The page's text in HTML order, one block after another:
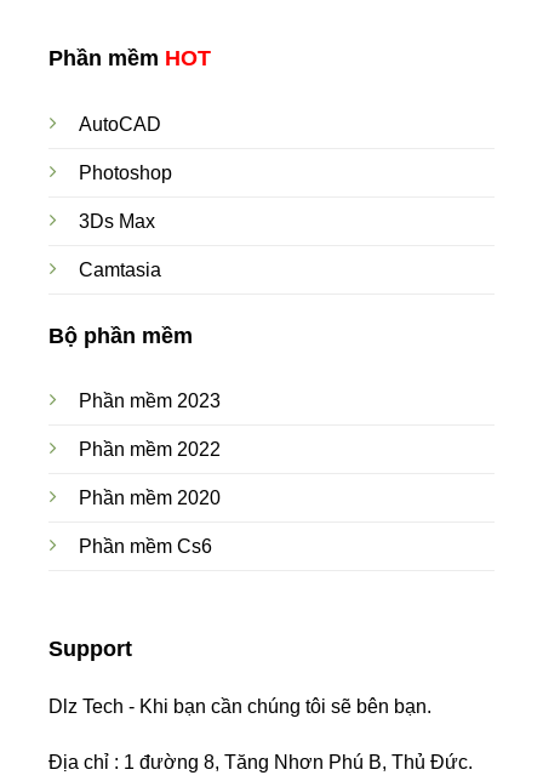
Phần mềm HOT
AutoCAD
Photoshop
3Ds Max
Camtasia
Bộ phần mềm
Phần mềm 2023
Phần mềm 2022
Phần mềm 2020
Phần mềm Cs6
Support
Dlz Tech - Khi bạn cần chúng tôi sẽ bên bạn.
Địa chỉ : 1 đường 8, Tăng Nhơn Phú B, Thủ Đức.